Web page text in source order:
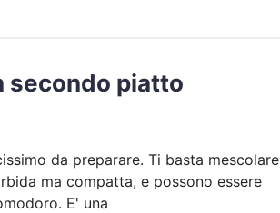
secondo piatto
da preparare. Ti basta mescolare
ma compatta, e possono essere
E' una